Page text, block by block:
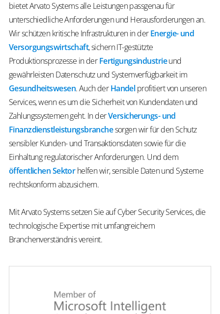
bietet Arvato Systems alle Leistungen passgenau für
unterschiedliche Anforderungen und Herausforderungen an.
Wir schützen kritische Infrastrukturen in derEnergie- und
Versorgungswirtschaft, sichern IT-gestützte
Produktionsprozesse in derFertigungsindustrieund
gewährleisten Datenschutz und Systemverfügbarkeit im
Gesundheitswesen. Auch derHandelprofitiert von unseren
Services, wenn es um die Sicherheit von Kundendaten und
Zahlungssystemen geht. In derVersicherungs- und
Finanzdienstleistungsbranchesorgen wir für den Schutz
sensibler Kunden- und Transaktionsdaten sowie für die
Einhaltung regulatorischer Anforderungen. Und dem
öffentlichen Sektorhelfen wir, sensible Daten und Systeme
rechtskonform abzusichern.
Mit Arvato Systems setzen Sie aufCyber Security Services, die
technologische Expertise mit umfangreichem
Branchenverständnis vereint.